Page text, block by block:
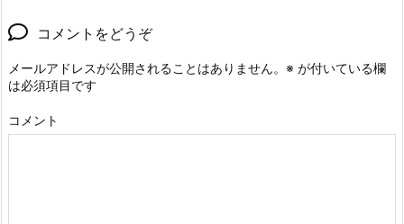
コメントをどうぞ
メールアドレスが公開されることはありません。 ※ が付いている欄
は必須項目です
コメント